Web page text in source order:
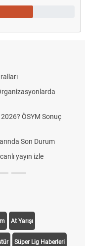
ÖSYM Sonuç
Son Durum
yayın izle
At Yarışı
Süper Lig Haberleri